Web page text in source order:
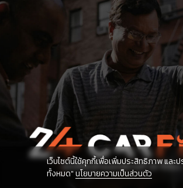
เว็บไซต์นี้ใช้คุกกี้เพื่อเพิ่มประสิทธิภาพ แล
ทั้งหมด"นโยบายความเป็นส่วนตัว